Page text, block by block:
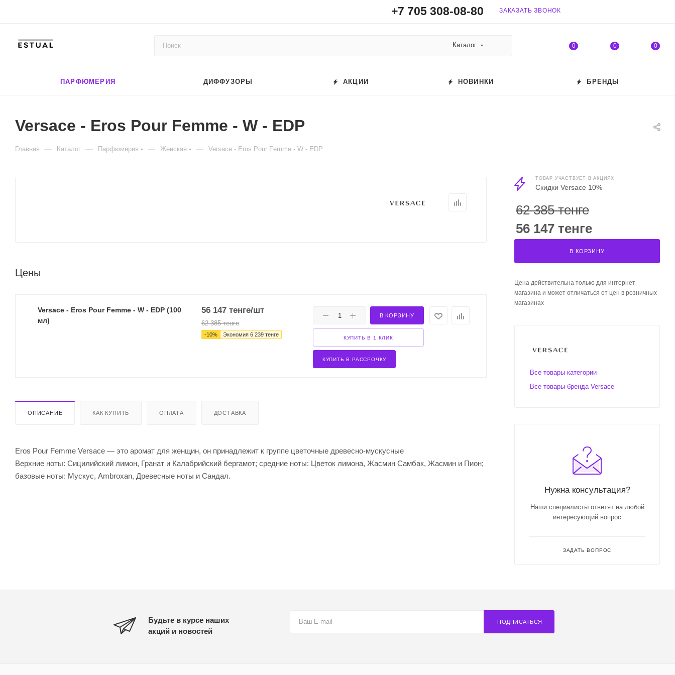
+7 705 308-08-80 ЗАКАЗАТЬ ЗВОНОК
Каталог 0 0 0
ПАРФЮМЕРИЯ ДИФФУЗОРЫ АКЦИИ НОВИНКИ БРЕНДЫ
Versace - Eros Pour Femme - W - EDP
Главная — Каталог — Парфюмерия — Женская — Versace - Eros Pour Femme - W - EDP
Цены
Versace - Eros Pour Femme - W - EDP (100
мл)
56 147тенге/шт
62 385тенге
-10% Экономия 6 239тенге
В КОРЗИНУ
КУПИТЬ В 1 КЛИК
КУПИТЬ В РАССРОЧКУ
ОПИСАНИЕ КАК КУПИТЬ ОПЛАТА ДОСТАВКА
Eros Pour Femme Versace — это аромат для женщин, он принадлежит к группе цветочные древесно-мускусные
Верхние ноты: Сицилийский лимон, Гранат и Калабрийский бергамот; средние ноты: Цветок лимона, Жасмин Самбак, Жасмин и Пион;
базовые ноты: Мускус, Ambroxan, Древесные ноты и Сандал.
ТОВАР УЧАСТВУЕТ В АКЦИЯХ
Скидки Versace 10%
62 385 тенге
56 147 тенге
В КОРЗИНУ
Цена действительна только для интернет-
магазина и может отличаться от цен в розничных
магазинах
Все товары категории
Все товары бренда Versace
Нужна консультация?
Наши специалисты ответят на любой
интересующий вопрос
ЗАДАТЬ ВОПРОС
Будьте в курсе наших
акций и новостей
ПОДПИСАТЬСЯ